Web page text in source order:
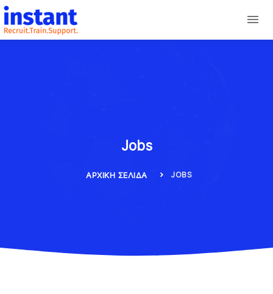
Jobs
ΑΡΧΙΚΉ ΣΕΛΊΔΑ JOBS